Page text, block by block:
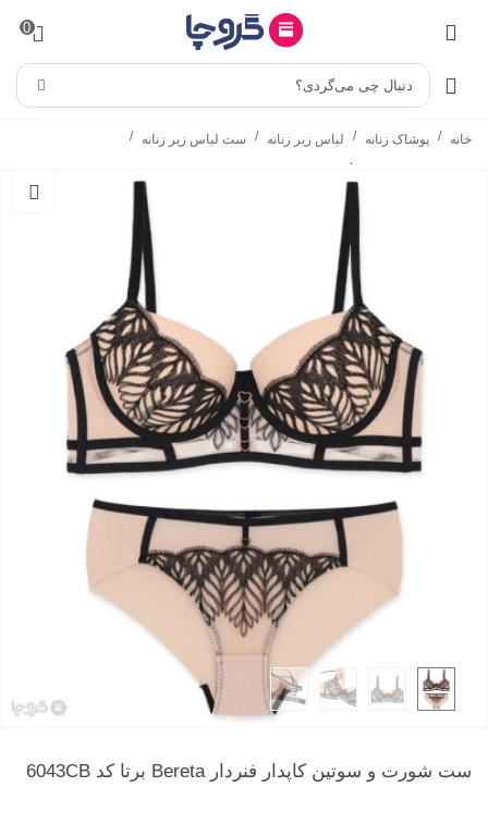
0
دنبال چی می‌گردی؟
خانه / پوشاک زنانه / لباس زیر زنانه / ست لباس زیر زنانه /
/
ست شورت و سوتین کاپدار فنردار Bereta برتا کد 6043CB